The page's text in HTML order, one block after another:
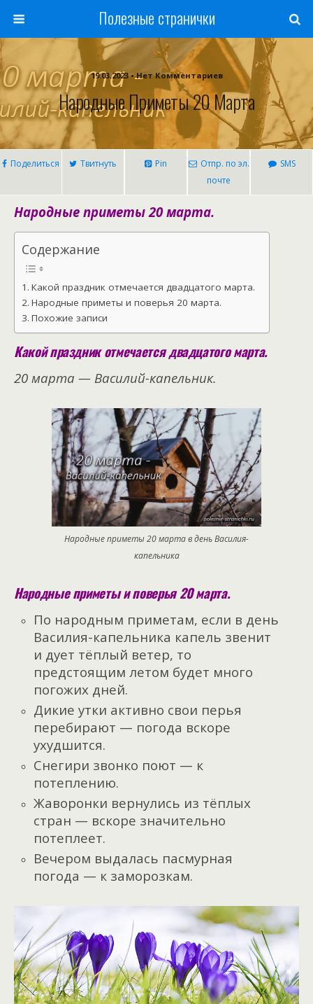
Полезные странички
19.03.2023 • Нет Комментариев
Народные Приметы 20 Марта
Поделиться Твитнуть Pin
Отпр. по эл.
почте
SMS
Народные приметы 20 марта.
Содержание
Какой праздник отмечается двадцатого марта.
Народные приметы и поверья 20 марта.
Похожие записи
Какой праздник отмечается двадцатого марта.
20 марта — Василий-капельник.
Народные приметы 20 марта в день Василия-
капельника
Народные приметы и поверья 20 марта.
По народным приметам, если в день
Василия-капельника капель звенит
и дует тёплый ветер, то
предстоящим летом будет много
погожих дней.
Дикие утки активно свои перья
перебирают — погода вскоре
ухудшится.
Снегири звонко поют — к
потеплению.
Жаворонки вернулись из тёплых
стран — вскоре значительно
потеплеет.
Вечером выдалась пасмурная
погода — к заморозкам.